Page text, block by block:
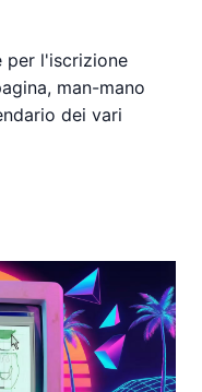
per l'iscrizione
man-mano
dei vari